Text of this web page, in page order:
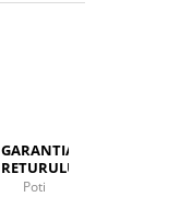
GARANTIA
RETURULUI
Poti